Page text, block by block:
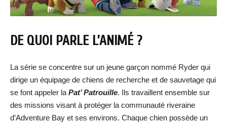
DE QUOI PARLE L’ANIMÉ ?
La série se concentre sur un jeune garçon nommé Ryder qui
dirige un équipage de chiens de recherche et de sauvetage qui
se font appeler la Pat’ Patrouille. Ils travaillent ensemble sur
des missions visant à protéger la communauté riveraine
d’Adventure Bay et ses environs. Chaque chien possède un